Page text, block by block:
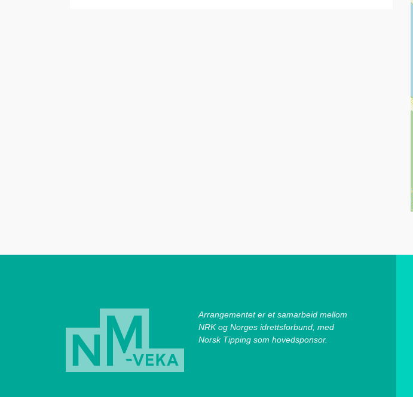
Arrangementet er et samarbeid mellom
NRK og Norges idrettsforbund, med
Norsk Tipping som hovedsponsor.